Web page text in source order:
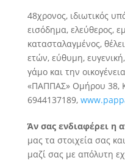
48χρονος, ιδιωτικός
εισόδημα, ελεύθερος,
κατασταλαγμένος, θέλει
ετών, εύθυμη,
γάμο και την
«ΠΑΠΠΑΣ» Ομήρου 38,
6944137189,
Άν σας ενδιαφέρει η
μας τα στοιχεία σας
μαζί σας με απόλυτη